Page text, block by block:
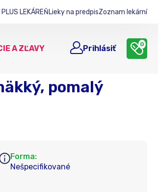
LEKÁREŇLieky na predpisZoznam lekární
A ZĽAVY Prihlásiť 0
pomalý
Forma:
Nešpecifikované